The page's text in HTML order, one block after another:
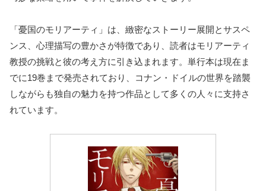
「憂国のモリアーティ」は、緻密なストーリー展開とサスペ
ンス、心理描写の豊かさが特徴であり、読者はモリアーティ
教授の挑戦と彼の考え方に引き込まれます。単行本は現在ま
でに19巻まで発売されており、コナン・ドイルの世界を踏襲
しながらも独自の魅力を持つ作品として多くの人々に支持さ
れています。